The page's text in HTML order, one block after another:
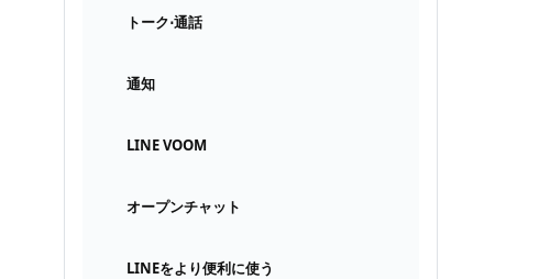
トーク⋅通話
通知
LINE VOOM
オープンチャット
LINEをより便利に使う